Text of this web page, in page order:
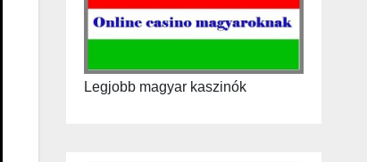
Legjobb magyar kaszinók